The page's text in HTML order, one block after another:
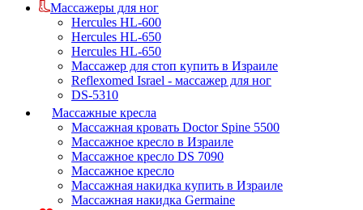
Массажеры для ног
Hercules HL-600
Hercules HL-650
Hercules HL-650
Массажер для стоп купить в Израиле
Reflexomed Israel - массажер для ног
DS-5310
Массажные кресла
Массажная кровать Doctor Spine 5500
Массажное кресло в Израиле
Массажное кресло DS 7090
Массажное кресло
Массажная накидка купить в Израиле
Массажная накидка Germaine